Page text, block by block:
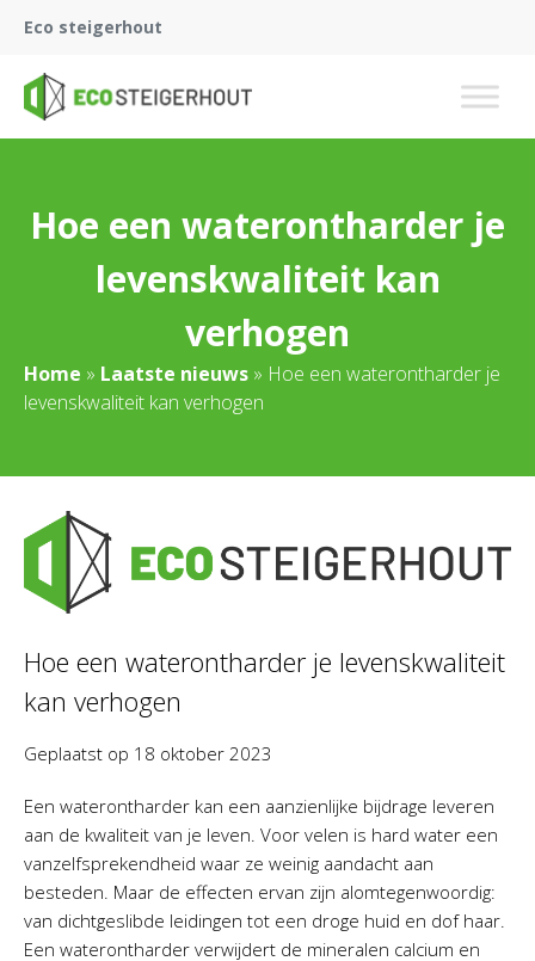
Eco steigerhout
Hoe een waterontharder je
levenskwaliteit kan
verhogen
Home » Laatste nieuws » Hoe een waterontharder je
levenskwaliteit kan verhogen
Hoe een waterontharder je levenskwaliteit
kan verhogen
Geplaatst op 18 oktober 2023
Een waterontharder kan een aanzienlijke bijdrage leveren
aan de kwaliteit van je leven. Voor velen is hard water een
vanzelfsprekendheid waar ze weinig aandacht aan
besteden. Maar de effecten ervan zijn alomtegenwoordig:
van dichtgeslibde leidingen tot een droge huid en dof haar.
Een waterontharder verwijdert de mineralen calcium en